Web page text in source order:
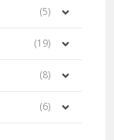
(5)
(19)
(8)
(6)